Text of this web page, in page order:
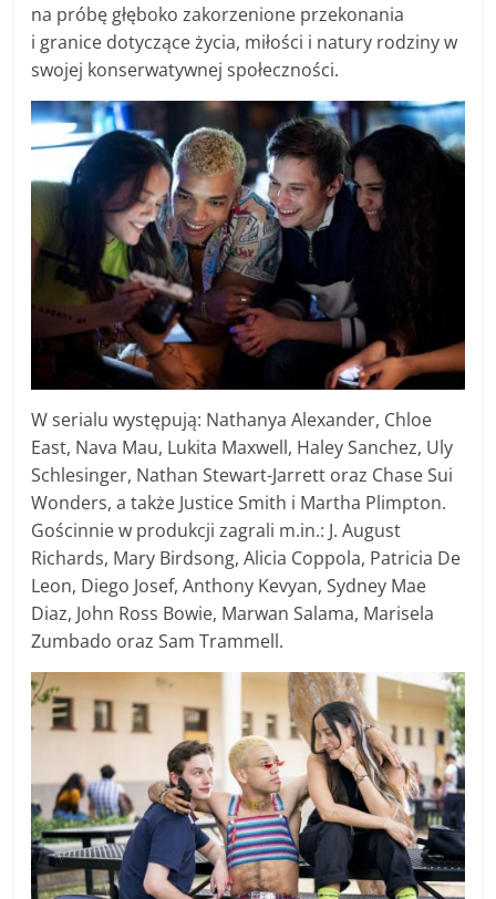
na próbę głęboko zakorzenione przekonania
i granice dotyczące życia, miłości i natury rodziny w
swojej konserwatywnej społeczności.
W serialu występują: Nathanya Alexander, Chloe
East, Nava Mau, Lukita Maxwell, Haley Sanchez, Uly
Schlesinger, Nathan Stewart-Jarrett oraz Chase Sui
Wonders, a także Justice Smith i Martha Plimpton.
Gościnnie w produkcji zagrali m.in.: J. August
Richards, Mary Birdsong, Alicia Coppola, Patricia De
Leon, Diego Josef, Anthony Kevyan, Sydney Mae
Diaz, John Ross Bowie, Marwan Salama, Marisela
Zumbado oraz Sam Trammell.